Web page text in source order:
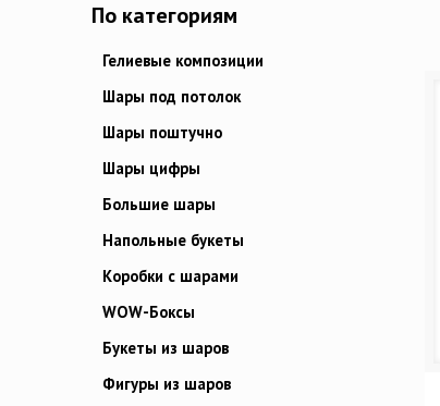
По категориям
Гелиевые композиции
Шары под потолок
Шары поштучно
Шары цифры
Большие шары
Напольные букеты
Коробки с шарами
WOW-Боксы
Букеты из шаров
Фигуры из шаров